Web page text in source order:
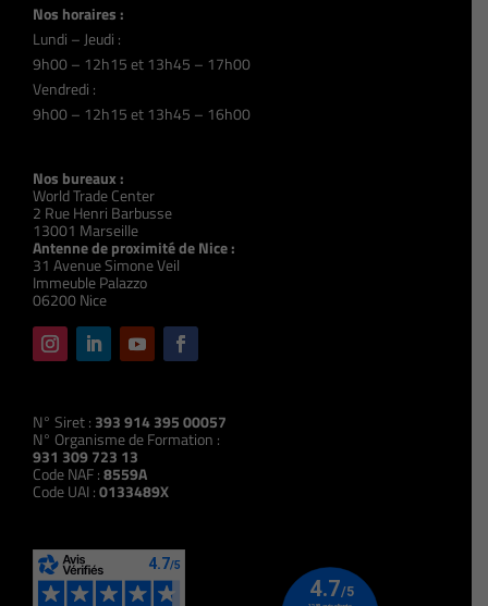
Nos horaires :
Lundi – Jeudi :
9h00 – 12h15 et 13h45 – 17h00
Vendredi :
9h00 – 12h15 et 13h45 – 16h00
Nos bureaux :
World Trade Center
2 Rue Henri Barbusse
13001 Marseille
Antenne de proximité de Nice :
31 Avenue Simone Veil
Immeuble Palazzo
06200 Nice
N° Siret : 393 914 395 00057
N° Organisme de Formation :
931 309 723 13
Code NAF :8559A
Code UAI :0133489X